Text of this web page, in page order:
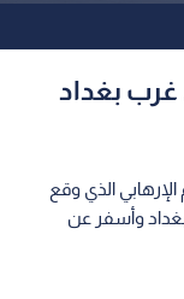
غرب بغداد
الذي وقع
وأسفر عن